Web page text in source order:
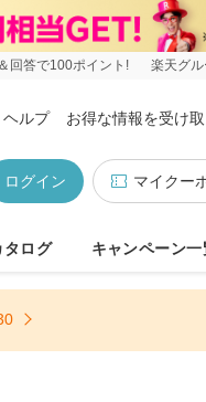
回答で100ポイント! 楽天グ
ヘルプ お得な情報を受け取
マイクー
ログイン
タログ キャンペーン